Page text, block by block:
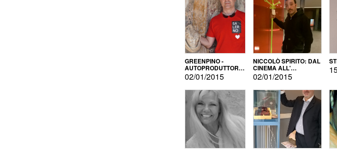
GREENPINO -
AUTOPRODUTTORE
PER AMORE
02/01/2015
NICCOLÒ SPIRITO: DAL
CINEMA ALL'
AUTOPRODUZIONE
02/01/2015